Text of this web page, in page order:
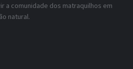
a comunidade dos matraquilhos em
natural.